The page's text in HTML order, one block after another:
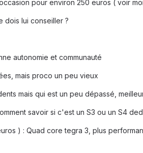
pour environ 250 euros ( voir
dois lui conseiller ?
autonomie et communauté
mais proco un peu vieux
mais qui est un peu dépassé,
savoir si c'est un S3 ou un S4
) : Quad core tegra 3, plus